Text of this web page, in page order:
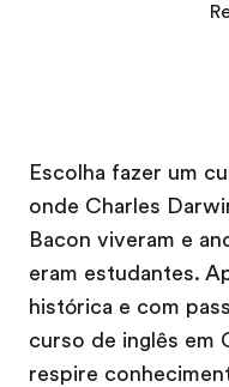
Carreiras
Junte-se a nós
Escolha fazer um
onde Charles
Bacon viveram e
eram estudantes.
histórica e com
curso de inglês em
respire